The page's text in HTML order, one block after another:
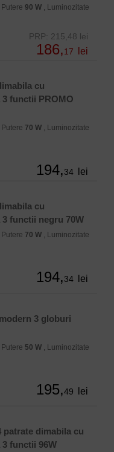
Putere 90 W , Luminozitate
PRP: 215,48 lei
186,17 lei
cu
functii PROMO
Putere 70 W , Luminozitate
194,34 lei
cu
functii negru 70W
Putere 70 W , Luminozitate
194,34 lei
3 globuri
Putere 50 W , Luminozitate
195,49 lei
patrate dimabila cu
functii 96W